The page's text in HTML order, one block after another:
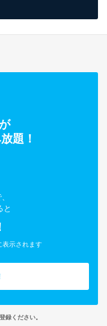
題！
と
示されます
録ください。